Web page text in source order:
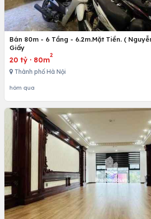
Bán 80m - 6 Tầng - 6.2m.Mặt Tiền. (
Giấy
20 tỷ · 80m
2
Thành phố Hà Nội
hôm qua